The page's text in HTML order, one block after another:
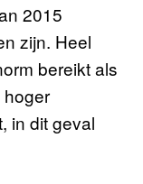
2015
zijn. Heel
bereikt als
in dit geval